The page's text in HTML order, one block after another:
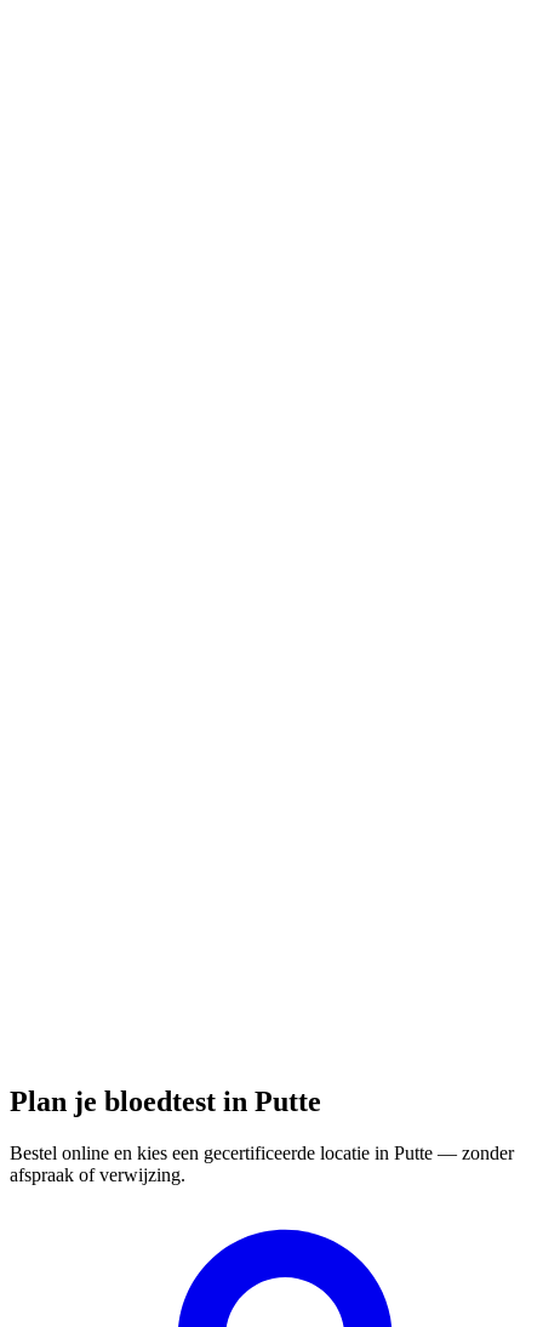
Plan je bloedtest in Putte
Bestel online en kies een gecertificeerde locatie in Putte — zonder
afspraak of verwijzing.